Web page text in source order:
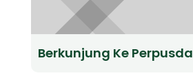
Berkunjung Ke Perpusda